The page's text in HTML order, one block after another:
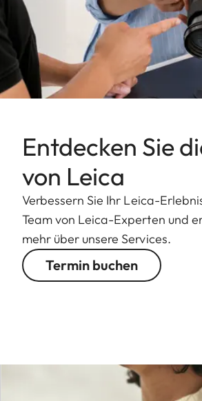
Entdecken Sie
von Leica
Verbessern Sie Ihr Leica-
Team von Leica-Experten und
mehr über unsere Services.
Termin buchen